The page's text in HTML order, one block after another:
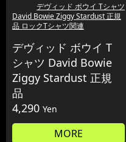
デヴィッド ボウイ Tシャツ
David Bowie Ziggy Stardust 正規
品 ロックTシャツ関連
デヴィッド ボウイ T
シャツ David Bowie
Ziggy Stardust 正規
品
4,290 Yen
MORE